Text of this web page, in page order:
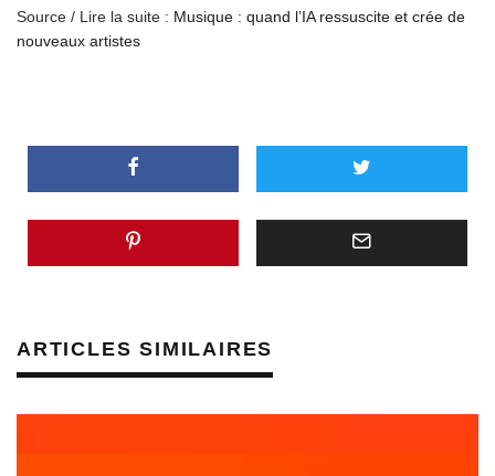
Source / Lire la suite : Musique : quand l’IA ressuscite et crée de
nouveaux artistes
ARTICLES SIMILAIRES